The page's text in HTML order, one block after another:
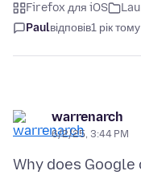
Firefox для iOS
Paulвідповів1 рік тому
warrenarch
6/2/25, 3:44 PM
Why does